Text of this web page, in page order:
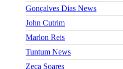
Gonçalves Dias News
John Cutrim
Marlon Reis
Tuntum News
Zeca Soares